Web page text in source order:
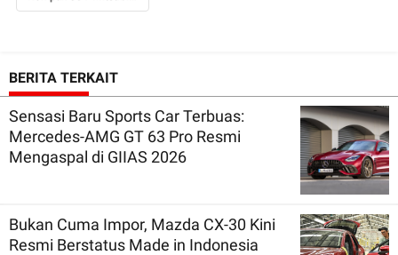
BERITA TERKAIT
Sensasi Baru Sports Car Terbuas:
Mercedes-AMG GT 63 Pro Resmi
Mengaspal di GIIAS 2026
Bukan Cuma Impor, Mazda CX-30 Kini
Resmi Berstatus Made in Indonesia